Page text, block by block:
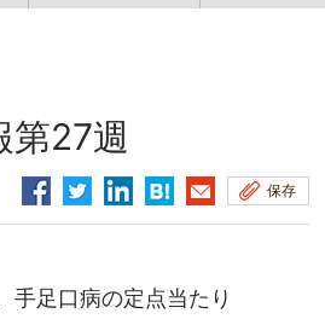
27週
保存
足口病の定点当たり